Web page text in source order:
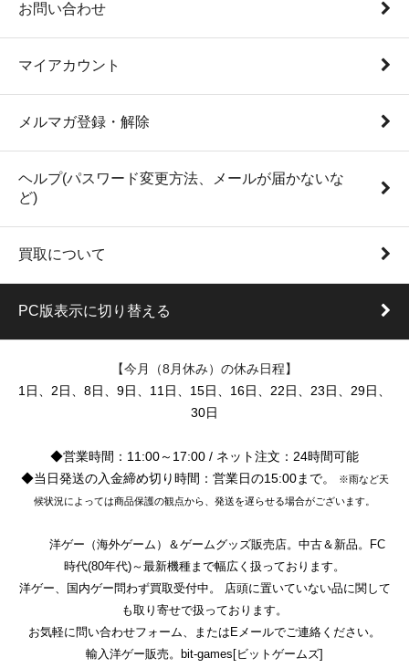
お問い合わせ
マイアカウント
メルマガ登録・解除
ヘルプ(パスワード変更方法、メールが届かないな
ど)
買取について
PC版表示に切り替える
【今月（8月休み）の休み日程】
1日、2日、8日、9日、11日、15日、16日、22日、23日、29日、
30日
◆営業時間：11:00～17:00 / ネット注文：24時間可能
◆当日発送の入金締め切り時間：営業日の15:00まで。
※雨など天
候状況によっては商品保護の観点から、発送を遅らせる場合がございます。
洋ゲー（海外ゲーム）＆ゲームグッズ販売店。中古＆新品。FC
時代(80年代)～最新機種まで幅広く扱っております。
洋ゲー、国内ゲー問わず買取受付中。 店頭に置いていない品に関して
も取り寄せで扱っております。
お気軽に問い合わせフォーム、またはEメールでご連絡ください。
輸入洋ゲー販売。bit-games[ビットゲームズ]